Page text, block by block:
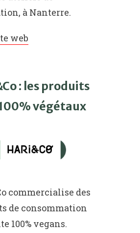
à Nanterre.
web
: les produits
végétaux
commercialise des
de consommation
100% vegans.